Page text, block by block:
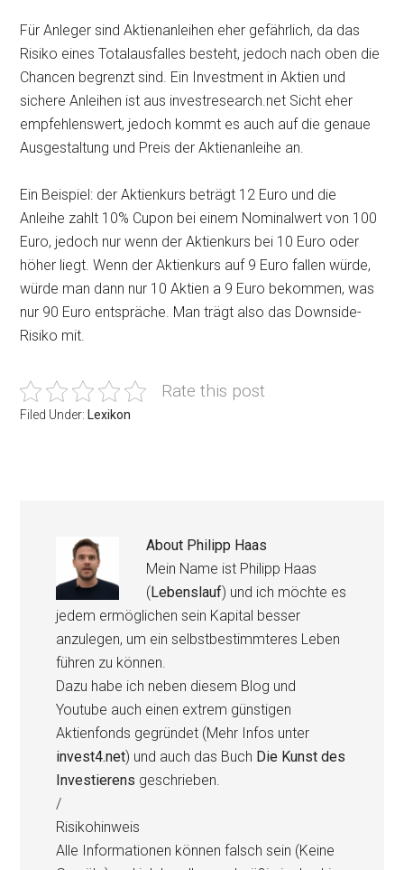
Für Anleger sind Aktienanleihen eher gefährlich, da das
Risiko eines Totalausfalles besteht, jedoch nach oben die
Chancen begrenzt sind. Ein Investment in Aktien und
sichere Anleihen ist aus investresearch.net Sicht eher
empfehlenswert, jedoch kommt es auch auf die genaue
Ausgestaltung und Preis der Aktienanleihe an.
Ein Beispiel: der Aktienkurs beträgt 12 Euro und die
Anleihe zahlt 10% Cupon bei einem Nominalwert von 100
Euro, jedoch nur wenn der Aktienkurs bei 10 Euro oder
höher liegt. Wenn der Aktienkurs auf 9 Euro fallen würde,
würde man dann nur 10 Aktien a 9 Euro bekommen, was
nur 90 Euro entspräche. Man trägt also das Downside-
Risiko mit.
Rate this post
Filed Under: Lexikon
About Philipp Haas
Mein Name ist Philipp Haas
(Lebenslauf) und ich möchte es
jedem ermöglichen sein Kapital besser
anzulegen, um ein selbstbestimmteres Leben
führen zu können.
Dazu habe ich neben diesem Blog und
Youtube auch einen extrem günstigen
Aktienfonds gegründet (Mehr Infos unter
invest4.net) und auch das Buch Die Kunst des
Investierens geschrieben.
/
Risikohinweis
Alle Informationen können falsch sein (Keine